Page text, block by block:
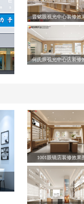
晋铭眼视光中心装修效
何氏眼视光中心店装修
1001眼镜店装修效果